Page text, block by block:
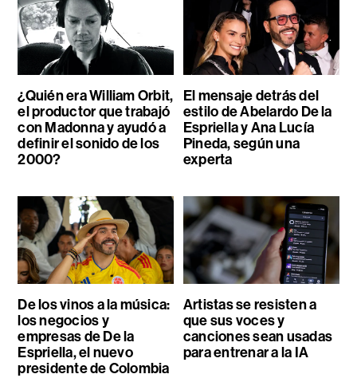
¿Quién era William Orbit,
el productor que trabajó
con Madonna y ayudó a
definir el sonido de los
2000?
El mensaje detrás del
estilo de Abelardo De la
Espriella y Ana Lucía
Pineda, según una
experta
De los vinos a la música:
los negocios y
empresas de De la
Espriella, el nuevo
presidente de Colombia
Artistas se resisten a
que sus voces y
canciones sean usadas
para entrenar a la IA